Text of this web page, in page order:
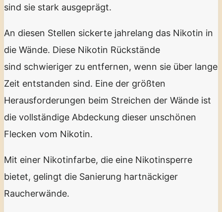
sind sie stark ausgeprägt.
An diesen Stellen sickerte jahrelang das Nikotin in
die Wände. Diese Nikotin Rückstände
sind schwieriger zu entfernen, wenn sie über lange
Zeit entstanden sind. Eine der größten
Herausforderungen beim Streichen der Wände ist
die vollständige Abdeckung dieser unschönen
Flecken vom Nikotin.
Mit einer Nikotinfarbe, die eine Nikotinsperre
bietet, gelingt die Sanierung hartnäckiger
Raucherwände.